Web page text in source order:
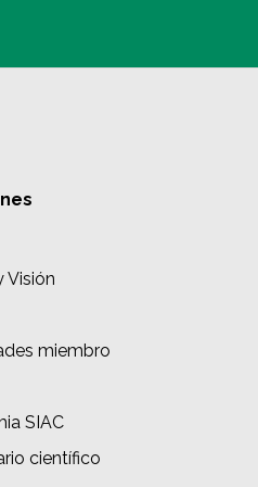
Visión
miembro
SIAC
científico